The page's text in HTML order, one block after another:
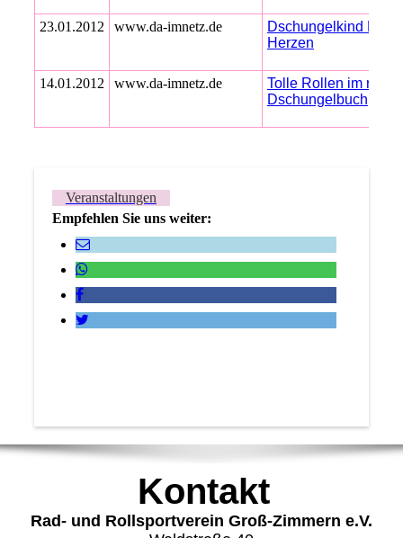
23.01.2012 www.da-imnetz.de
Dschungelkind
Herzen
14.01.2012 www.da-imnetz.de
Tolle Rollen im
Dschungelbuch
Veranstaltungen
Empfehlen Sie uns weiter:
Kontakt
Rad- und Rollsportverein Groß-Zimmern e.V.